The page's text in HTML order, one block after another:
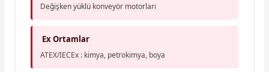
Değişken yüklü konveyör motorları
Ex Ortamlar
ATEX/IECEx : kimya, petrokimya, boya